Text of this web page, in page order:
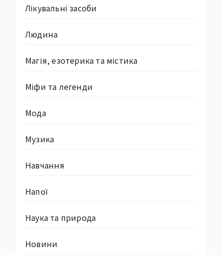
Лікувальні засоби
Людина
Магія, езотерика та містика
Міфи та легенди
Мода
Музика
Навчання
Напої
Наука та природа
Новини